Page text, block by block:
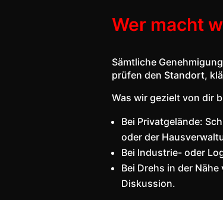
Wer macht
Sämtliche
prüfen den Standort,
Was wir gezielt von dir
Bei Privatgelände:
oder der
Bei Industrie- oder
Bei Drehs in der
Diskussion.